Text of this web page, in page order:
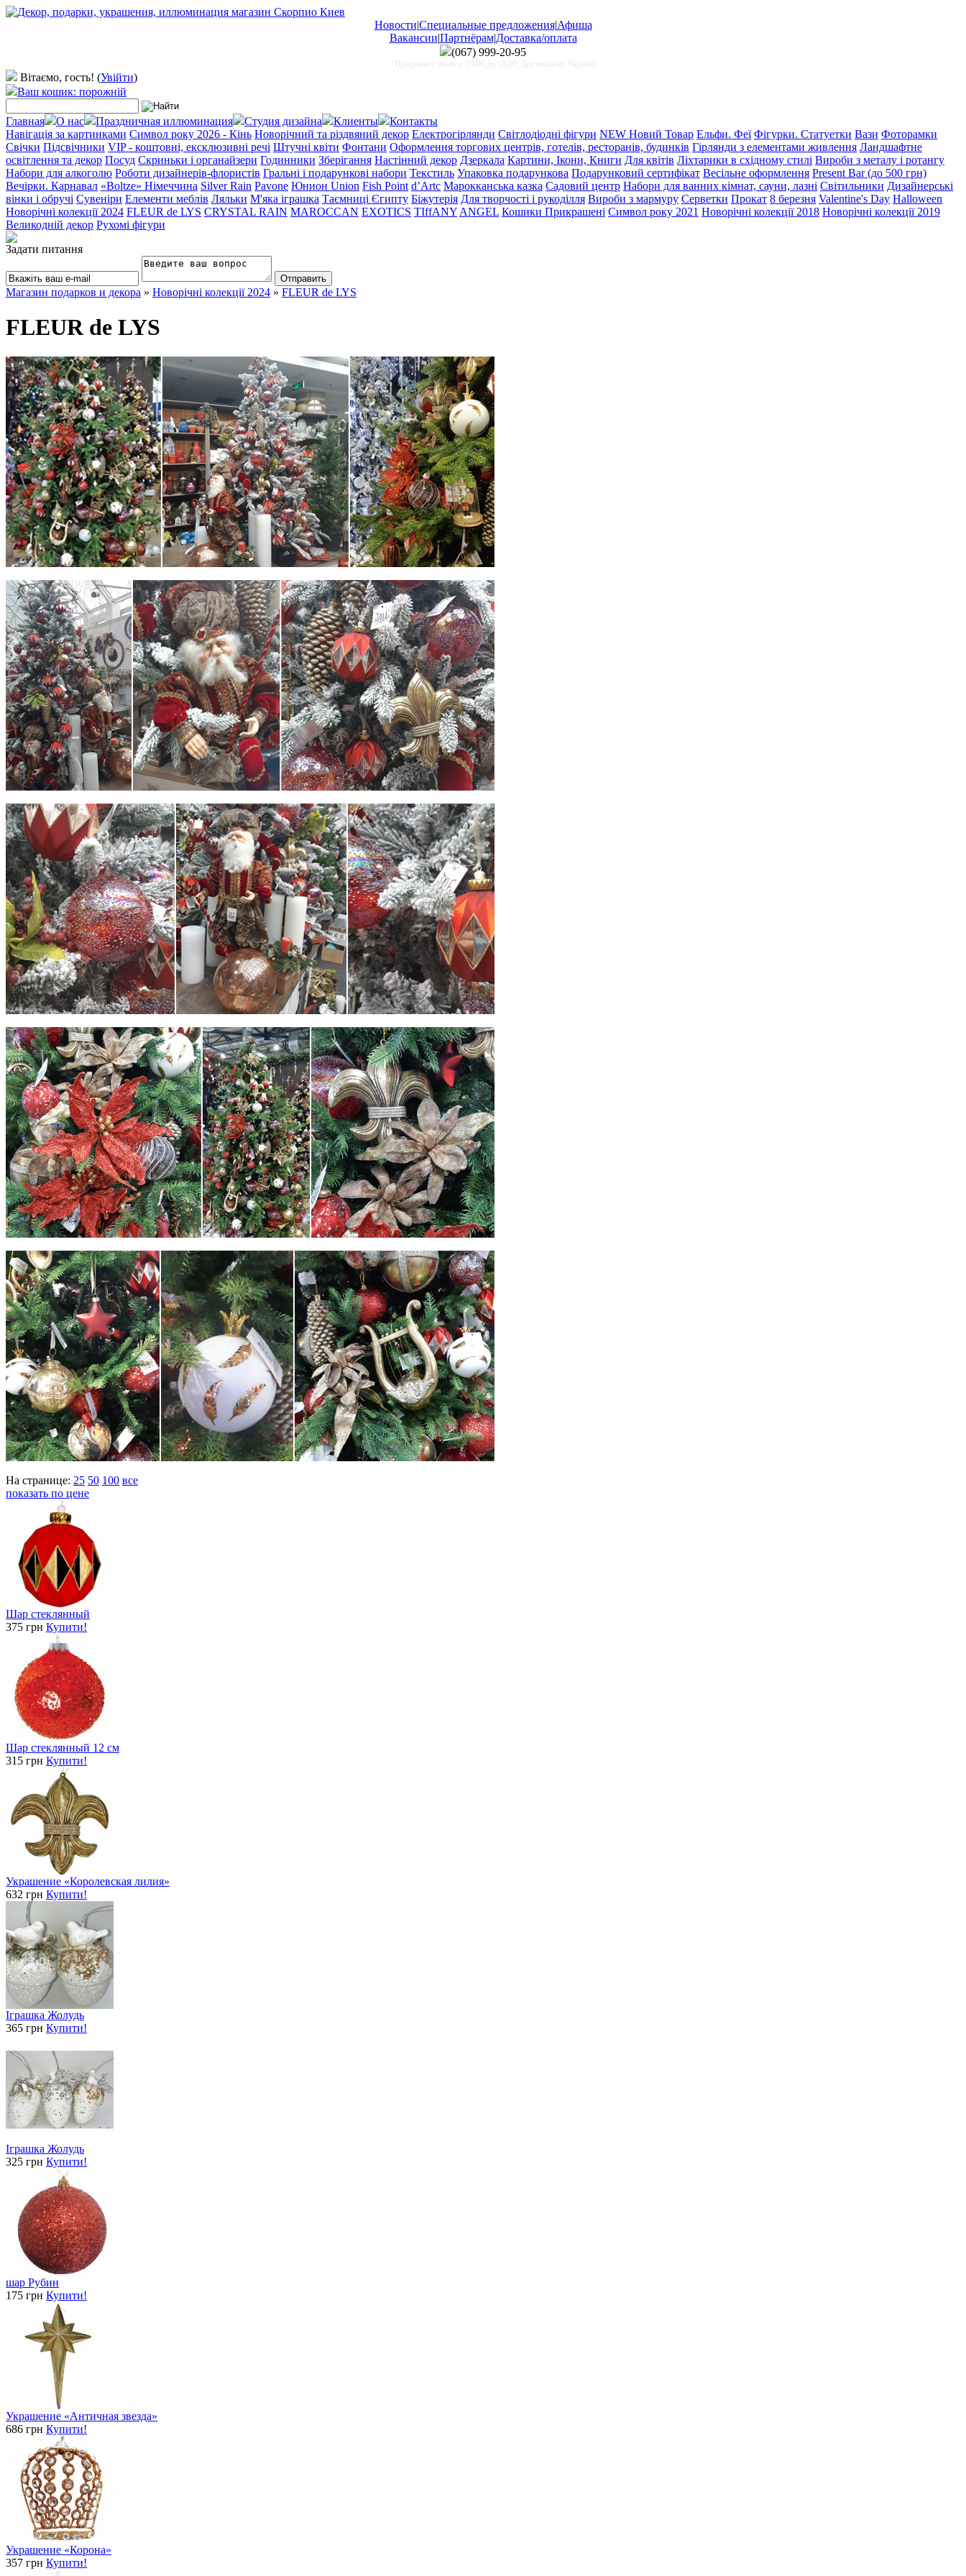
Новости|Специальные предложения|Афиша
Вакансии|Партнёрам|Доставка/оплата
(067) 999-20-95
Працюємо: пн-пт с 10:00 до 18:00; Доставка по Україні!
Вітаємо, гость! (Увійти)
Ваш кошик: порожній
Главная О нас Праздничная иллюминация Студия дизайна Клиенты
Контакты
Навігація за картинками Символ року 2026 - Кінь Новорічний та різдвяний декор Електрогірлянди Світлодіодні фігури NEW Новий Товар Ельфи. Феї Фігурки. Статуетки Вази Фоторамки
Свічки Підсвічники VIP - коштовні, ексклюзивні речі Штучні квіти Фонтани Оформлення торгових центрів, готелів, ресторанів, будинків Гірлянди з елементами живлення Ландшафтне
освітлення та декор Посуд Скриньки і органайзери Годинники Зберігання Настінний декор Дзеркала Картини, Ікони, Книги Для квітів Ліхтарики в східному стилі Вироби з металу і ротангу
Набори для алкоголю Роботи дизайнерів-флористів Гральні і подарункові набори Текстиль Упаковка подарункова Подарунковий сертифікат Весільне оформлення Present Bar (до 500 грн)
Вечірки. Карнавал «Boltze» Німеччина Silver Rain Pavone Юнион Union Fish Point d’Artc Марокканська казка Садовий центр Набори для ванних кімнат, сауни, лазні Світильники Дизайнерські
вінки і обручі Сувеніри Елементи меблів Ляльки М'яка іграшка Таємниці Єгипту Біжутерія Для творчості і рукоділля Вироби з мармуру Серветки Прокат 8 березня Valentine's Day Halloween
Новорічні колекції 2024 FLEUR de LYS CRYSTAL RAIN MAROCCAN EXOTICS TIffANY ANGEL Кошики Прикрашені Символ року 2021 Новорічні колекції 2018 Новорічні колекції 2019
Великодній декор Рухомі фігури
Задати питання
Магазин подарков и декора » Новорічні колекції 2024 » FLEUR de LYS
FLEUR de LYS
На странице: 25 50 100 все
показать по цене
Шар стеклянный
375 грн Купити!
Шар стеклянный 12 см
315 грн Купити!
Украшение «Королевская лилия»
632 грн Купити!
Іграшка Жолудь
365 грн Купити!
Іграшка Жолудь
325 грн Купити!
шар Рубин
175 грн Купити!
Украшение «Античная звезда»
686 грн Купити!
Украшение «Корона»
357 грн Купити!